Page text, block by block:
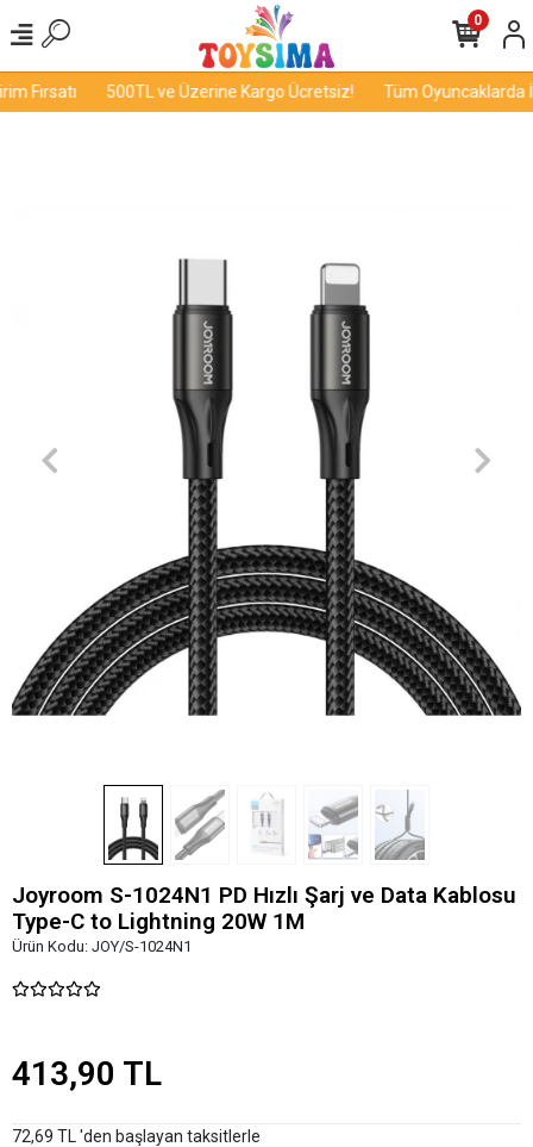
Fırsatı 500TL ve Üzerine Kargo Ücretsiz! Tüm Oyuncaklarda
0
Joyroom S-1024N1 PD Hızlı Şarj ve Data Kablosu
Type-C to Lightning 20W 1M
Ürün Kodu: JOY/S-1024N1
413,90 TL
72,69 TL 'den başlayan taksitlerle